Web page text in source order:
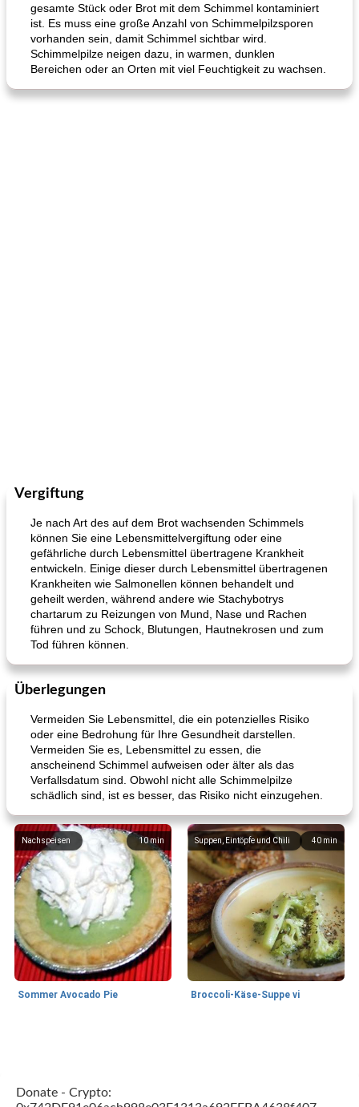
Hühnchen, Süßkartoffelsuppe
gesamte Stück oder Brot mit dem Schimmel kontaminiert
ist. Es muss eine große Anzahl von Schimmelpilzsporen
vorhanden sein, damit Schimmel sichtbar wird.
Schimmelpilze neigen dazu, in warmen, dunklen
Bereichen oder an Orten mit viel Feuchtigkeit zu wachsen.
Vergiftung
Je nach Art des auf dem Brot wachsenden Schimmels
können Sie eine Lebensmittelvergiftung oder eine
gefährliche durch Lebensmittel übertragene Krankheit
entwickeln. Einige dieser durch Lebensmittel übertragenen
Krankheiten wie Salmonellen können behandelt und
geheilt werden, während andere wie Stachybotrys
chartarum zu Reizungen von Mund, Nase und Rachen
führen und zu Schock, Blutungen, Hautnekrosen und zum
Tod führen können.
Überlegungen
Vermeiden Sie Lebensmittel, die ein potenzielles Risiko
oder eine Bedrohung für Ihre Gesundheit darstellen.
Vermeiden Sie es, Lebensmittel zu essen, die
anscheinend Schimmel aufweisen oder älter als das
Verfallsdatum sind. Obwohl nicht alle Schimmelpilze
schädlich sind, ist es besser, das Risiko nicht einzugehen.
10min
Nachspeisen
Sommer Avocado Pie
40 min
Suppen, Eintöpfe und Chili
Broccoli-Käse-Suppe vi
Donate - Crypto: